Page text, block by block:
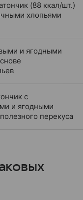
(88 ккал/шт.)
хлопьями
и ягодными
с
и ягодными
перекуса